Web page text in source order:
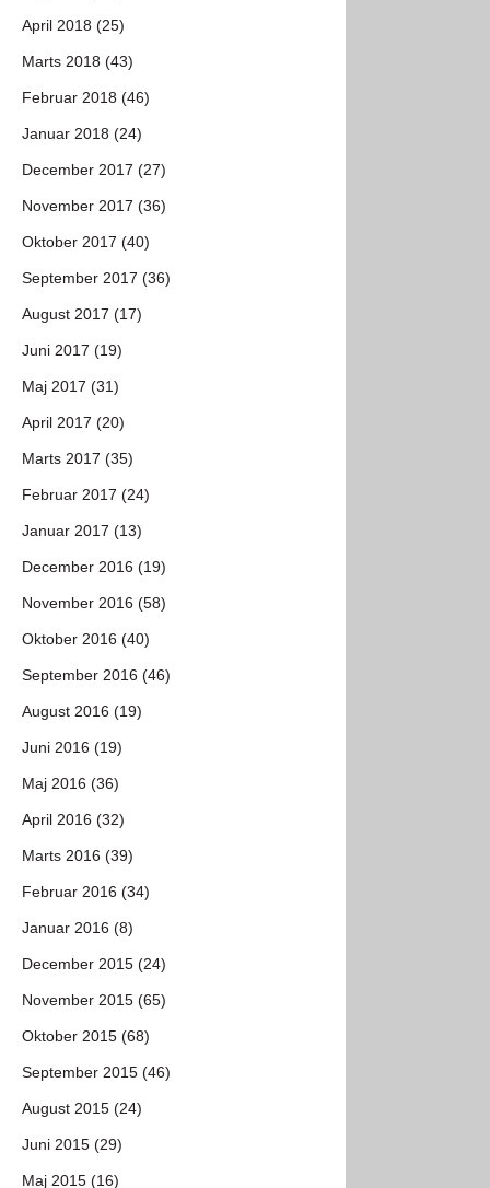
April 2018 (25)
Marts 2018 (43)
Februar 2018 (46)
Januar 2018 (24)
December 2017 (27)
November 2017 (36)
Oktober 2017 (40)
September 2017 (36)
August 2017 (17)
Juni 2017 (19)
Maj 2017 (31)
April 2017 (20)
Marts 2017 (35)
Februar 2017 (24)
Januar 2017 (13)
December 2016 (19)
November 2016 (58)
Oktober 2016 (40)
September 2016 (46)
August 2016 (19)
Juni 2016 (19)
Maj 2016 (36)
April 2016 (32)
Marts 2016 (39)
Februar 2016 (34)
Januar 2016 (8)
December 2015 (24)
November 2015 (65)
Oktober 2015 (68)
September 2015 (46)
August 2015 (24)
Juni 2015 (29)
Maj 2015 (16)